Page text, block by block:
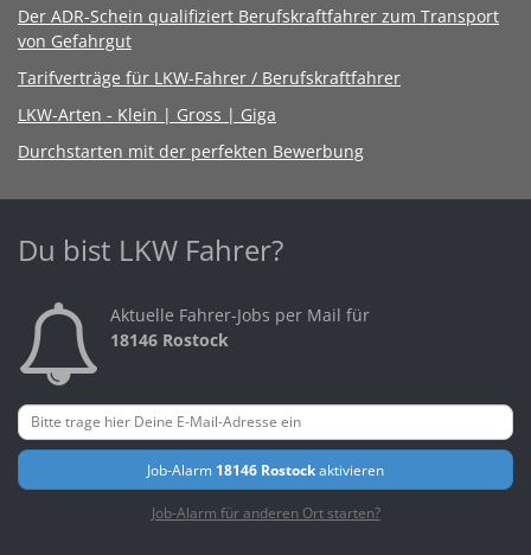
Der ADR-Schein qualifiziert Berufskraftfahrer zum Transport
von Gefahrgut
Tarifverträge für LKW-Fahrer / Berufskraftfahrer
LKW-Arten - Klein | Gross | Giga
Durchstarten mit der perfekten Bewerbung
Du bist LKW Fahrer?
Aktuelle Fahrer-Jobs per Mail für
18146 Rostock
Job-Alarm 18146 Rostockaktivieren
Job-Alarm für anderen Ort starten?